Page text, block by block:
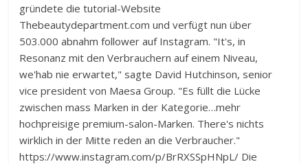
gründete die tutorial-Website
Thebeautydepartment.com und verfügt nun über
503.000 abnahm follower auf Instagram. "It's, in
Resonanz mit den Verbrauchern auf einem Niveau,
we'hab nie erwartet," sagte David Hutchinson, senior
vice president von Maesa Group. "Es füllt die Lücke
zwischen mass Marken in der Kategorie…mehr
hochpreisige premium-salon-Marken. There's nichts
wirklich in der Mitte reden an die Verbraucher."
https://www.instagram.com/p/BrRXSSpHNpL/ Die